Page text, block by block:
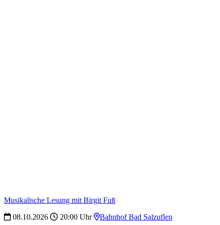
Musikalische Lesung mit Birgit Fuß
08.10.2026
20:00 Uhr Bahnhof Bad Salzuflen